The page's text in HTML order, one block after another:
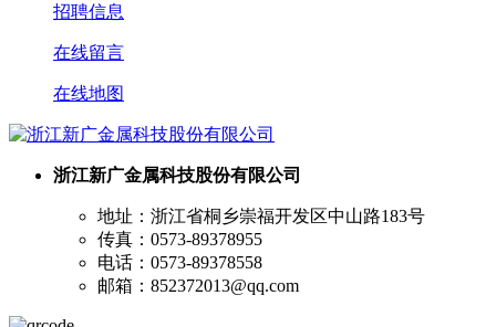
招聘信息
在线留言
在线地图
浙江新广金属科技股份有限公司
地址：浙江省桐乡崇福开发区中山路183号
传真：0573-89378955
电话：0573-89378558
邮箱：852372013@qq.com